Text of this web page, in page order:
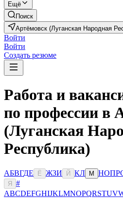
Ещё
Поиск
Артёмовск (Луганская Народная
Войти
Войти
Создать резюме
Работа и
по профессии в
(Луганская
Республика)
АБВГДЕ Ё ЖЗИ Й КЛ М НОПР
Я
#
ABCDEFGHIJKLMNOPQRSTUV